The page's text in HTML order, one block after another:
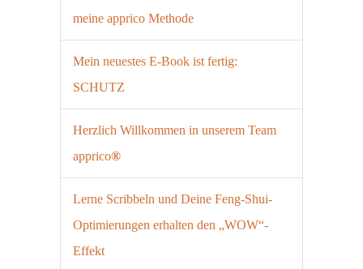
meine apprico Methode
Mein neuestes E-Book ist fertig:
SCHUTZ
Herzlich Willkommen in unserem Team
apprico®
Lerne Scribbeln und Deine Feng-Shui-
Optimierungen erhalten den „WOW“-
Effekt